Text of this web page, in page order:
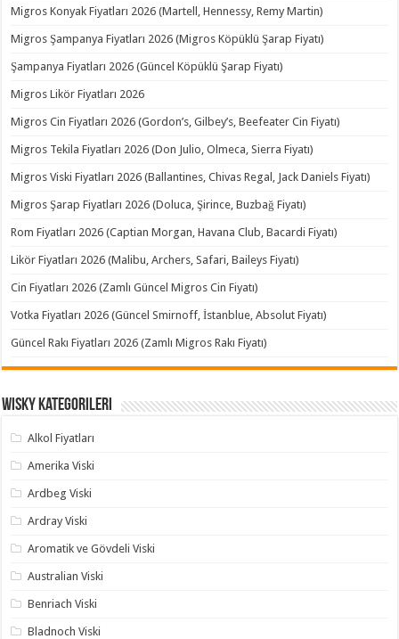
Migros Konyak Fiyatları 2026 (Martell, Hennessy, Remy Martin)
Migros Şampanya Fiyatları 2026 (Migros Köpüklü Şarap Fiyatı)
Şampanya Fiyatları 2026 (Güncel Köpüklü Şarap Fiyatı)
Migros Likör Fiyatları 2026
Migros Cin Fiyatları 2026 (Gordon’s, Gilbey’s, Beefeater Cin Fiyatı)
Migros Tekila Fiyatları 2026 (Don Julio, Olmeca, Sierra Fiyatı)
Migros Viski Fiyatları 2026 (Ballantines, Chivas Regal, Jack Daniels Fiyatı)
Migros Şarap Fiyatları 2026 (Doluca, Şirince, Buzbağ Fiyatı)
Rom Fiyatları 2026 (Captian Morgan, Havana Club, Bacardi Fiyatı)
Likör Fiyatları 2026 (Malibu, Archers, Safari, Baileys Fiyatı)
Cin Fiyatları 2026 (Zamlı Güncel Migros Cin Fiyatı)
Votka Fiyatları 2026 (Güncel Smirnoff, İstanblue, Absolut Fiyatı)
Güncel Rakı Fiyatları 2026 (Zamlı Migros Rakı Fiyatı)
Wisky Kategorileri
Alkol Fiyatları
Amerika Viski
Ardbeg Viski
Ardray Viski
Aromatik ve Gövdeli Viski
Australian Viski
Benriach Viski
Bladnoch Viski